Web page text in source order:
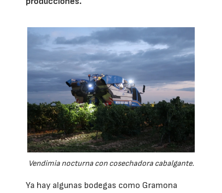
Vendimia nocturna con cosechadora cabalgante.
Ya hay algunas bodegas como Gramona